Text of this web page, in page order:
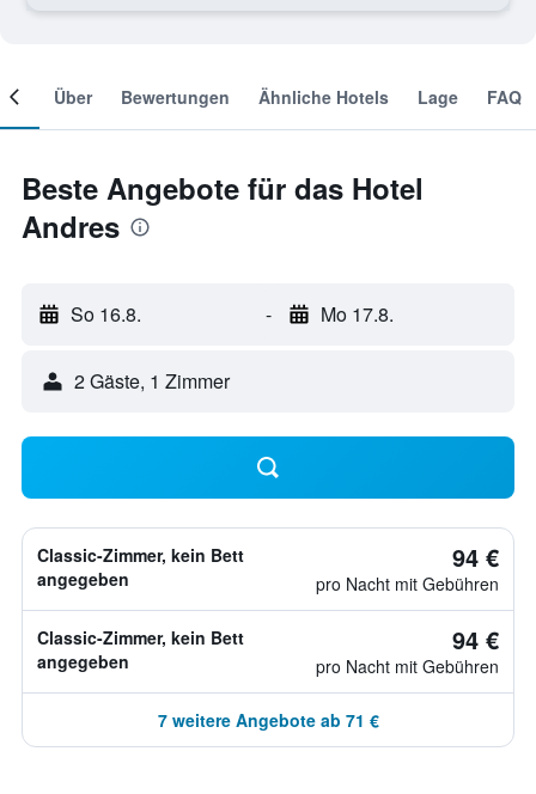
Über Bewertungen Ähnliche Hotels Lage FAQ
Beste Angebote für das Hotel
Andres
So 16.8. - Mo 17.8.
2 Gäste, 1 Zimmer
Classic-Zimmer, kein Bett
angegeben
94 €
pro Nacht mit Gebühren
Classic-Zimmer, kein Bett
angegeben
94 €
pro Nacht mit Gebühren
7 weitere Angebote ab 71 €